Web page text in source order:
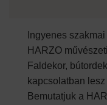
Ingyenes
HARZO
Faldekor,
kapcsolatban
Bemutatjuk a